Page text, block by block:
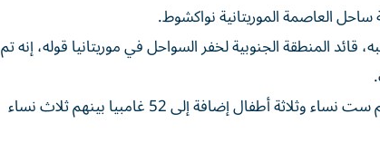
قائد المنطقة الجنوبية لخفر السواحل في موريتانيا قوله، إنه تم
وأوضح أن خفر السواحل أحصوا بين الناجين والمتوفين 65 سنغاليا بينهم ست نساء وثلاثة أطفال إضافة إلى 52 غامبيا بينهم ثلاث نساء